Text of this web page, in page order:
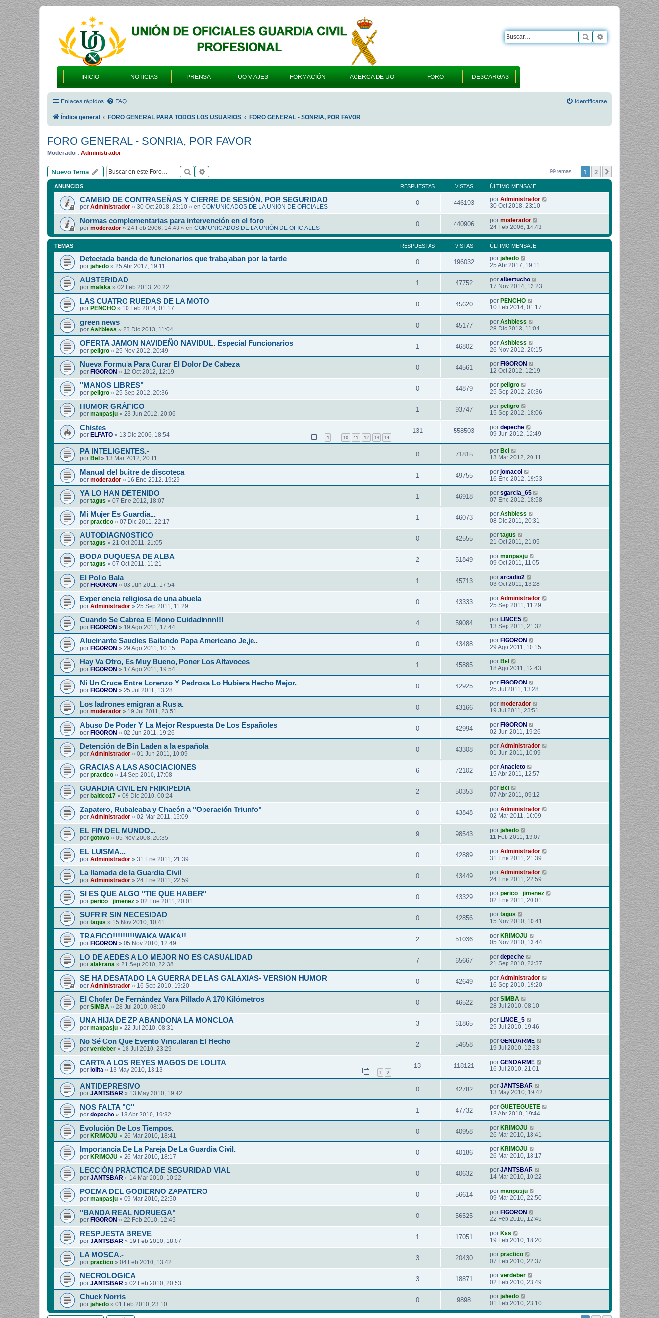
INICIO NOTICIAS PRENSA UO VIAJES FORMACIÓN ACERCA DE UO FORO DESCARGAS
Buscar Búsqueda
Enlaces rápidos FAQ Identificarse
Índice general FORO GENERAL PARA TODOS LOS USUARIOS FORO GENERAL - SONRIA, POR FAVOR
FORO GENERAL - SONRIA, POR FAVOR
Moderador: Administrador
Nuevo Tema Buscar 99 temas 1 2 Siguiente
ANUNCIOS RESPUESTAS VISTAS ÚLTIMO MENSAJE
CAMBIO DE CONTRASEÑAS Y CIERRE DE SESIÓN, POR SEGURIDAD
por Administrador » 30 Oct 2018, 23:10 » en COMUNICADOS DE LA UNIÓN DE OFICIALES
0 446193 por Administrador
30 Oct 2018, 23:10
Normas complementarias para intervención en el foro
por moderador » 24 Feb 2006, 14:43 » en COMUNICADOS DE LA UNIÓN DE OFICIALES
0 440906 por moderador
24 Feb 2006, 14:43
TEMAS RESPUESTAS VISTAS ÚLTIMO MENSAJE
Detectada banda de funcionarios que trabajaban por la tarde
por jahedo » 25 Abr 2017, 19:11
0 196032 por jahedo
25 Abr 2017, 19:11
AUSTERIDAD
por malaka » 02 Feb 2013, 20:22
1 47752 por albertucho
17 Nov 2014, 12:23
LAS CUATRO RUEDAS DE LA MOTO
por PENCHO » 10 Feb 2014, 01:17
0 45620 por PENCHO
10 Feb 2014, 01:17
green news
por Ashbless » 28 Dic 2013, 11:04
0 45177 por Ashbless
28 Dic 2013, 11:04
OFERTA JAMON NAVIDEÑO NAVIDUL. Especial Funcionarios
por peligro » 25 Nov 2012, 20:49
1 46802 por Ashbless
26 Nov 2012, 20:15
Nueva Formula Para Curar El Dolor De Cabeza
por FIGORON » 12 Oct 2012, 12:19
0 44561 por FIGORON
12 Oct 2012, 12:19
"MANOS LIBRES"
por peligro » 25 Sep 2012, 20:36
0 44879 por peligro
25 Sep 2012, 20:36
HUMOR GRÁFICO
por manpasju » 23 Jun 2012, 20:06
1 93747 por peligro
15 Sep 2012, 18:06
Chistes
por ELPATO » 13 Dic 2006, 18:54 1 10 11 12 13 14
131 558503 por depeche
09 Jun 2012, 12:49
PA INTELIGENTES.-
por Bel » 13 Mar 2012, 20:11
0 71815 por Bel
13 Mar 2012, 20:11
Manual del buitre de discoteca
por moderador » 16 Ene 2012, 19:29
1 49755 por jomacol
16 Ene 2012, 19:53
YA LO HAN DETENIDO
por tagus » 07 Ene 2012, 18:07
1 46918 por sgarcia_65
07 Ene 2012, 18:58
Mi Mujer Es Guardia...
por practico » 07 Dic 2011, 22:17
1 46073 por Ashbless
08 Dic 2011, 20:31
AUTODIAGNOSTICO
por tagus » 21 Oct 2011, 21:05
0 42555 por tagus
21 Oct 2011, 21:05
BODA DUQUESA DE ALBA
por tagus » 07 Oct 2011, 11:21
2 51849 por manpasju
09 Oct 2011, 11:05
El Pollo Bala
por FIGORON » 03 Jun 2011, 17:54
1 45713 por arcadio2
03 Oct 2011, 13:28
Experiencia religiosa de una abuela
por Administrador » 25 Sep 2011, 11:29
0 43333 por Administrador
25 Sep 2011, 11:29
Cuando Se Cabrea El Mono Cuidadinnn!!!
por FIGORON » 19 Ago 2011, 17:44
4 59084 por LINCE5
13 Sep 2011, 21:32
Alucinante Saudies Bailando Papa Americano Je,je..
por FIGORON » 29 Ago 2011, 10:15
0 43488 por FIGORON
29 Ago 2011, 10:15
Hay Va Otro, Es Muy Bueno, Poner Los Altavoces
por FIGORON » 17 Ago 2011, 19:54
1 45885 por Bel
18 Ago 2011, 12:43
Ni Un Cruce Entre Lorenzo Y Pedrosa Lo Hubiera Hecho Mejor.
por FIGORON » 25 Jul 2011, 13:28
0 42925 por FIGORON
25 Jul 2011, 13:28
Los ladrones emigran a Rusia.
por moderador » 19 Jul 2011, 23:51
0 43166 por moderador
19 Jul 2011, 23:51
Abuso De Poder Y La Mejor Respuesta De Los Españoles
por FIGORON » 02 Jun 2011, 19:26
0 42994 por FIGORON
02 Jun 2011, 19:26
Detención de Bin Laden a la española
por Administrador » 01 Jun 2011, 10:09
0 43308 por Administrador
01 Jun 2011, 10:09
GRACIAS A LAS ASOCIACIONES
por practico » 14 Sep 2010, 17:08
6 72102 por Anacleto
15 Abr 2011, 12:57
GUARDIA CIVIL EN FRIKIPEDIA
por baltico17 » 09 Dic 2010, 00:24
2 50353 por Bel
07 Abr 2011, 09:12
Zapatero, Rubalcaba y Chacón a "Operación Triunfo"
por Administrador » 02 Mar 2011, 16:09
0 43848 por Administrador
02 Mar 2011, 16:09
EL FIN DEL MUNDO...
por gotovo » 05 Nov 2008, 20:35
9 98543 por jahedo
11 Feb 2011, 19:07
EL LUISMA...
por Administrador » 31 Ene 2011, 21:39
0 42889 por Administrador
31 Ene 2011, 21:39
La llamada de la Guardia Civil
por Administrador » 24 Ene 2011, 22:59
0 43449 por Administrador
24 Ene 2011, 22:59
SI ES QUE ALGO "TIE QUE HABER"
por perico_ jimenez » 02 Ene 2011, 20:01
0 43329 por perico_ jimenez
02 Ene 2011, 20:01
SUFRIR SIN NECESIDAD
por tagus » 15 Nov 2010, 10:41
0 42856 por tagus
15 Nov 2010, 10:41
TRAFICO!!!!!!!!!WAKA WAKA!!
por FIGORON » 05 Nov 2010, 12:49
2 51036 por KRIMOJU
05 Nov 2010, 13:44
LO DE AEDES A LO MEJOR NO ES CASUALIDAD
por alakrana » 21 Sep 2010, 22:38
7 65667 por depeche
21 Sep 2010, 23:37
SE HA DESATADO LA GUERRA DE LAS GALAXIAS- VERSION HUMOR
por Administrador » 16 Sep 2010, 19:20
0 42649 por Administrador
16 Sep 2010, 19:20
El Chofer De Fernández Vara Pillado A 170 Kilómetros
por SIMBA » 28 Jul 2010, 08:10
0 46522 por SIMBA
28 Jul 2010, 08:10
UNA HIJA DE ZP ABANDONA LA MONCLOA
por manpasju » 22 Jul 2010, 08:31
3 61865 por LINCE_5
25 Jul 2010, 19:46
No Sé Con Que Evento Vincularan El Hecho
por verdeber » 18 Jul 2010, 23:29
2 54658 por GENDARME
19 Jul 2010, 12:33
CARTA A LOS REYES MAGOS DE LOLITA
por lolita » 13 May 2010, 13:13 1 2
13 118121 por GENDARME
16 Jul 2010, 21:01
ANTIDEPRESIVO
por JANTSBAR » 13 May 2010, 19:42
0 42782 por JANTSBAR
13 May 2010, 19:42
NOS FALTA "C"
por depeche » 13 Abr 2010, 19:32
1 47732 por GUETEGUETE
13 Abr 2010, 19:44
Evolución De Los Tiempos.
por KRIMOJU » 26 Mar 2010, 18:41
0 40958 por KRIMOJU
26 Mar 2010, 18:41
Importancia De La Pareja De La Guardia Civil.
por KRIMOJU » 26 Mar 2010, 18:17
0 40186 por KRIMOJU
26 Mar 2010, 18:17
LECCIÓN PRÁCTICA DE SEGURIDAD VIAL
por JANTSBAR » 14 Mar 2010, 10:22
0 40632 por JANTSBAR
14 Mar 2010, 10:22
POEMA DEL GOBIERNO ZAPATERO
por manpasju » 09 Mar 2010, 22:50
0 56614 por manpasju
09 Mar 2010, 22:50
"BANDA REAL NORUEGA"
por FIGORON » 22 Feb 2010, 12:45
0 56525 por FIGORON
22 Feb 2010, 12:45
RESPUESTA BREVE
por JANTSBAR » 19 Feb 2010, 18:07
1 17051 por Kas
19 Feb 2010, 18:20
LA MOSCA.-
por practico » 04 Feb 2010, 13:42
3 20430 por practico
07 Feb 2010, 22:37
NECROLOGICA
por JANTSBAR » 02 Feb 2010, 20:53
3 18871 por verdeber
02 Feb 2010, 23:49
Chuck Norris
por jahedo » 01 Feb 2010, 23:10
0 9898 por jahedo
01 Feb 2010, 23:10